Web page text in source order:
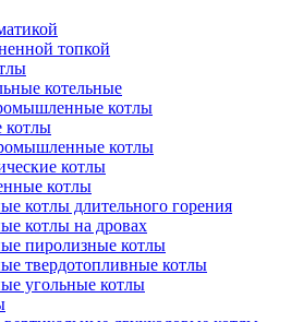
топкой
котельные
котлы
котлы
котлы
котлы
котлы
котлы длительного горения
котлы на дровах
пиролизные котлы
твердотопливные котлы
угольные котлы